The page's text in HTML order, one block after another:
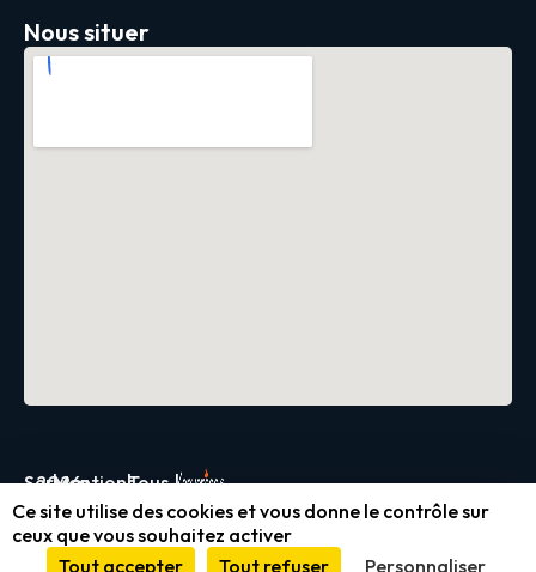
Nous situer
Servica
2026
|Mentions
légales
et
|Tous
droits
réservés
|
Ce site utilise des cookies et vous donne le contrôle sur
ceux que vous souhaitez activer
Tout accepter
Tout refuser Personnaliser